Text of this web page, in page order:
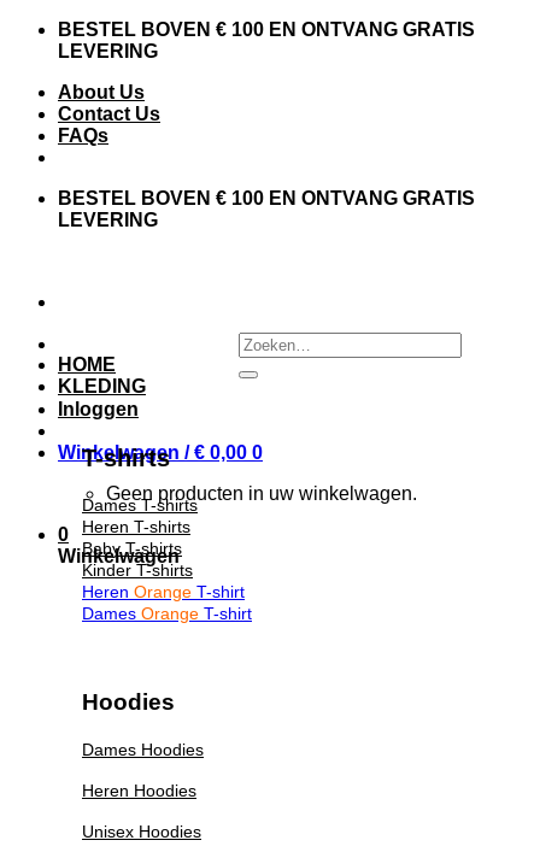
Skip
BESTEL BOVEN € 100 EN ONTVANG GRATIS
LEVERING
About Us
Contact Us
FAQs
BESTEL BOVEN € 100 EN ONTVANG GRATIS
LEVERING
Zoeken
naar:
Inloggen
Winkelwagen /€ 0,00 0
Geen producten in uw winkelwagen.
0
Winkelwagen
HOME
KLEDING
T-shirts
Dames T-shirts
Heren T-shirts
Baby T-shirts
Kinder T-shirts
Heren Orange T-shirt
Dames Orange T-shirt
Hoodies
Dames Hoodies
Heren Hoodies
Unisex Hoodies